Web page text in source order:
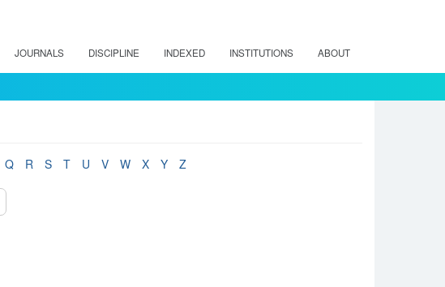
JOURNALS DISCIPLINE INDEXED INSTITUTIONS ABOUT
Q R S T U V W X Y Z